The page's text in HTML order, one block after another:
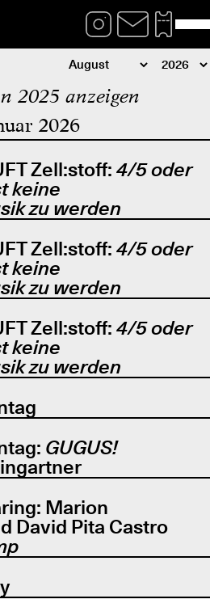
2025 anzeigen
2026
Zell:stoff: 4/5 oder
keine
zu werden
Zell:stoff: 4/5 oder
keine
zu werden
Zell:stoff: 4/5 oder
keine
zu werden
GUGUS!
Marion
David Pita Castro